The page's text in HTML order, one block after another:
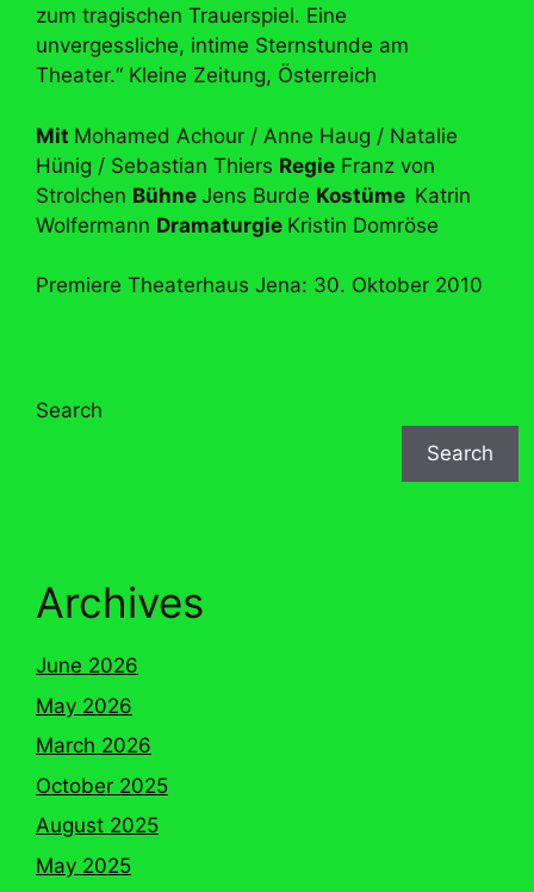
zum tragischen Trauerspiel. Eine
unvergessliche, intime Sternstunde am
Theater.“ Kleine Zeitung, Österreich
Mit Mohamed Achour / Anne Haug / Natalie
Hünig / Sebastian Thiers Regie Franz von
Strolchen Bühne Jens Burde Kostüme Katrin
Wolfermann Dramaturgie Kristin Domröse
Premiere Theaterhaus Jena: 30. Oktober 2010
Search
Search
Archives
June 2026
May 2026
March 2026
October 2025
August 2025
May 2025